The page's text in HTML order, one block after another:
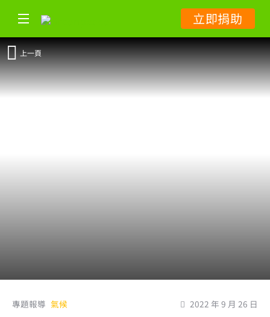
立即捐助
上一頁
專題報導 氣候 2022 年 9 月 26 日